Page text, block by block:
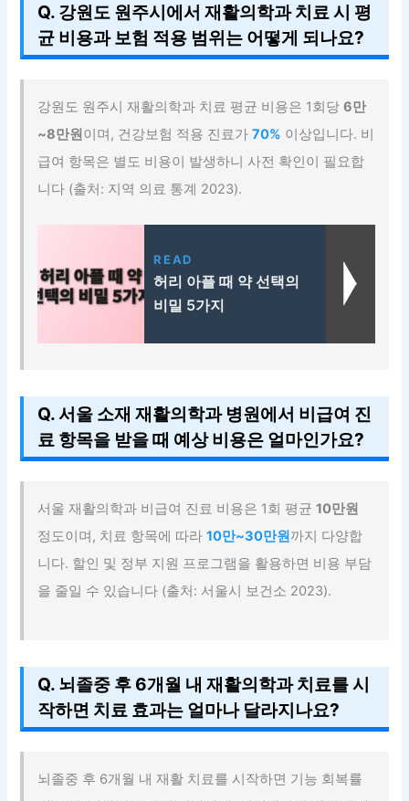
Q. 강원도 원주시에서 재활의학과 치료 시 평
균 비용과 보험 적용 범위는 어떻게 되나요?
강원도 원주시 재활의학과 치료 평균 비용은 1회당6만
~8만원이며, 건강보험 적용 진료가70% 이상입니다. 비
급여 항목은 별도 비용이 발생하니 사전 확인이 필요합
니다 (출처: 지역 의료 통계 2023).
READ
허리 아플 때 약 선택의
비밀 5가지
Q. 서울 소재 재활의학과 병원에서 비급여 진
료 항목을 받을 때 예상 비용은 얼마인가요?
서울 재활의학과 비급여 진료 비용은 1회 평균10만원
정도이며, 치료 항목에 따라10만~30만원까지 다양합
니다. 할인 및 정부 지원 프로그램을 활용하면 비용 부담
을 줄일 수 있습니다 (출처: 서울시 보건소 2023).
Q. 뇌졸중 후 6개월 내 재활의학과 치료를 시
작하면 치료 효과는 얼마나 달라지나요?
뇌졸중 후 6개월 내 재활 치료를 시작하면 기능 회복률